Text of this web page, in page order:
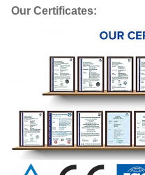
Our Certificates: